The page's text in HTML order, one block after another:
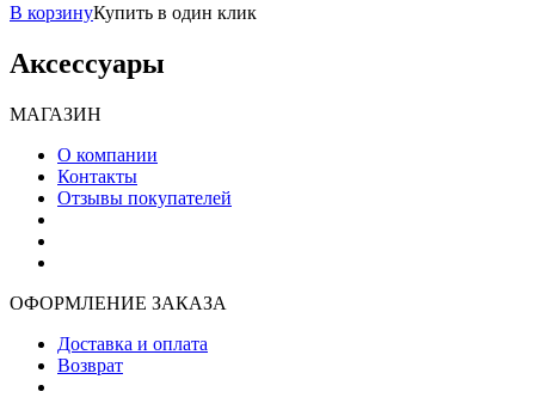
В корзинуКупить в один клик
Аксессуары
МАГАЗИН
О компании
Контакты
Отзывы покупателей
ОФОРМЛЕНИЕ ЗАКАЗА
Доставка и оплата
Возврат